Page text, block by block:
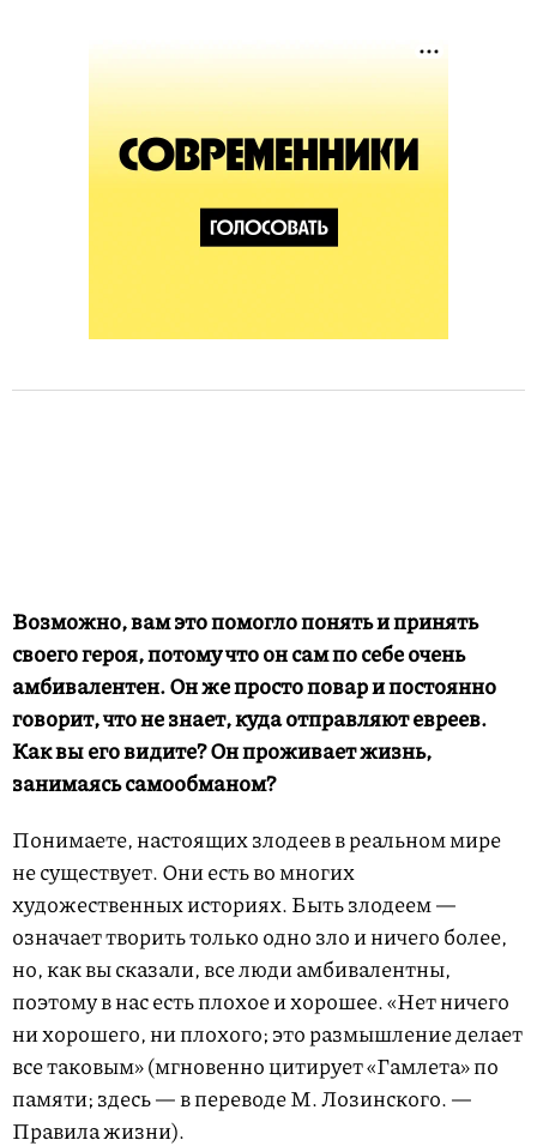
Возможно, вам это помогло понять и принять
своего героя, потому что он сам по себе очень
амбивалентен. Он же просто повар и постоянно
говорит, что не знает, куда отправляют евреев.
Как вы его видите? Он проживает жизнь,
занимаясь самообманом?
Понимаете, настоящих злодеев в реальном мире
не существует. Они есть во многих
художественных историях. Быть злодеем —
означает творить только одно зло и ничего более,
но, как вы сказали, все люди амбивалентны,
поэтому в нас есть плохое и хорошее. «Нет ничего
ни хорошего, ни плохого; это размышление делает
все таковым» (мгновенно цитирует «Гамлета» по
памяти; здесь — в переводе М. Лозинского. —
Правила жизни).